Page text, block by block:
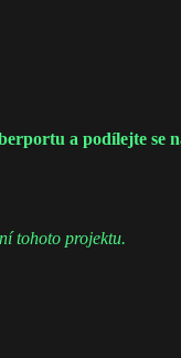
a podílejte se
tohoto projektu.